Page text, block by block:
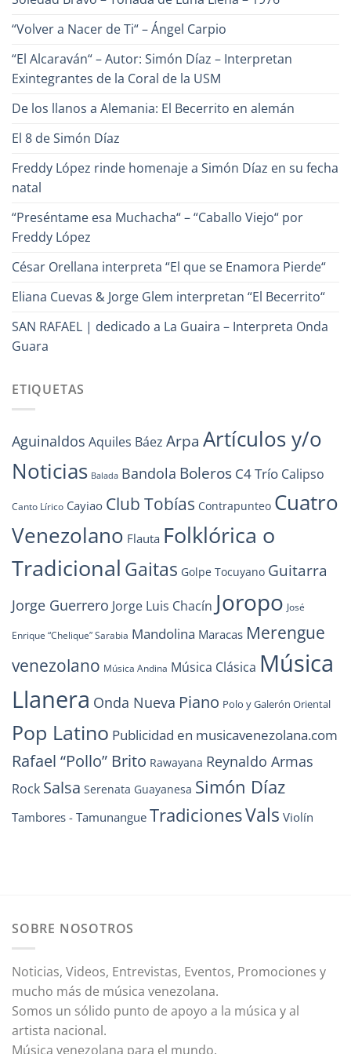
la
“Volver a Nacer de Ti“ – Ángel Carpio
“El Alcaraván“ – Autor: Simón Díaz – Interpretan
Exintegrantes de la Coral de la USM
De los llanos a Alemania: El Becerrito en alemán
El 8 de Simón Díaz
Freddy López rinde homenaje a Simón Díaz en su fecha
natal
“Preséntame esa Muchacha“ – “Caballo Viejo“ por
Freddy López
César Orellana interpreta “El que se Enamora Pierde“
Eliana Cuevas & Jorge Glem interpretan “El Becerrito“
SAN RAFAEL | dedicado a La Guaira – Interpreta Onda
Guara
ETIQUETAS
Aguinaldos Aquiles Báez Arpa Artículos y/o
Noticias Balada Bandola Boleros C4 Trío Calipso
Canto Lírico Cayiao Club Tobías Contrapunteo Cuatro
Venezolano Flauta Folklórica o
Tradicional Gaitas Golpe Tocuyano Guitarra
Jorge Guerrero Jorge Luis Chacín Joropo José
Enrique “Chelique” Sarabia Mandolina Maracas Merengue
venezolano Música Andina Música Clásica Música
Llanera Onda Nueva Piano Polo y Galerón Oriental
Pop Latino Publicidad en musicavenezolana.com
Rafael “Pollo” Brito Rawayana Reynaldo Armas
Rock Salsa Serenata Guayanesa Simón Díaz
Tambores - Tamunangue TradicionesVals Violín
SOBRE NOSOTROS
Noticias, Videos, Entrevistas, Eventos, Promociones y
mucho más de música venezolana.
Somos un sólido punto de apoyo a la música y al
artista nacional.
Música venezolana para el mundo.